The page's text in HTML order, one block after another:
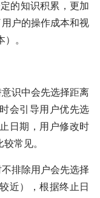
的知识积累，更加
户的操作成本和视
。
识中会先选择距离
会引导用户优先选
日期，用户修改时
常见。
排除用户会先选择
近），根据终止日